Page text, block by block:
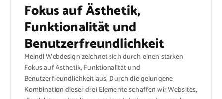
Fokus auf Ästhetik,
Funktionalität und
Benutzerfreundlichkeit
Meindl Webdesign zeichnet sich durch einen starken
Fokus auf Ästhetik, Funktionalität und
Benutzerfreundlichkeit aus. Durch die gelungene
Kombination dieser drei Elemente schaffen wir Websites,